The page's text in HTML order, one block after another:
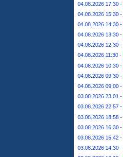
04.08.2026 17:30 -
04.08.2026 15:30 -
04.08.2026 14:30 -
04.08.2026 13:30 -
04.08.2026 12:30 -
04.08.2026 11:30 -
04.08.2026 10:30 -
04.08.2026 09:30 -
04.08.2026 09:00 -
03.08.2026 23:01 -
03.08.2026 22:57 -
03.08.2026 18:58 -
03.08.2026 16:30 -
03.08.2026 15:42 -
03.08.2026 14:30 -